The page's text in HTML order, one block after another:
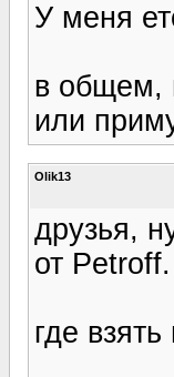
У меня
в общем,
или
Olik13
друзья,
от
где